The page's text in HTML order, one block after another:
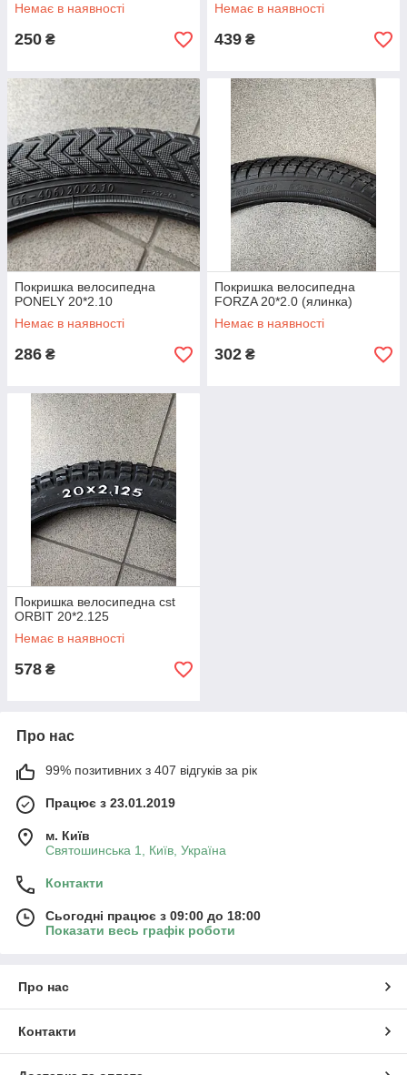
Немає в наявності
250 ₴
Немає в наявності
439 ₴
Покришка велосипедна
PONELY 20*2.10
Немає в наявності
286 ₴
Покришка велосипедна
FORZA 20*2.0 (ялинка)
Немає в наявності
302 ₴
Покришка велосипедна cst
ORBIT 20*2.125
Немає в наявності
578 ₴
Про нас
99% позитивних з 407 відгуків за рік
Працює з 23.01.2019
м. Київ
Святошинська 1, Київ, Україна
Контакти
Сьогодні працює з 09:00 до 18:00
Показати весь графік роботи
Про нас
Контакти